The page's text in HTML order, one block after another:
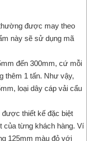
được may theo
này sẽ sử dụng mã
đến 300mm, cứ mỗi
thêm 1 tấn. Như vậy,
loại dây cáp vải cẩu
thiết kế đặc biệt
của từng khách hàng. Ví
125mm màu đỏ với